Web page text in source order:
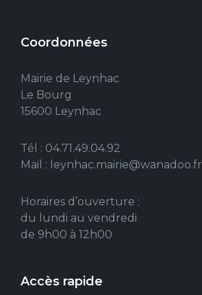
Coordonnées
Mairie de Leynhac
Le Bourg
15600 Leynhac
Tél : 04.71.49.04.92
Mail : leynhac.mairie@wanadoo.fr
Horaires d’ouverture :
du lundi au vendredi
de 9h00 à 12h00
Accès rapide